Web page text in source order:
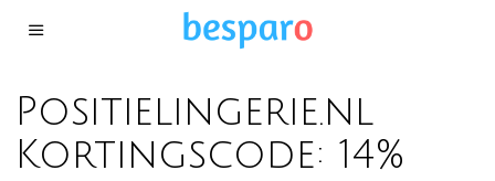
Positielingerie.nl
Kortingscode: 14%